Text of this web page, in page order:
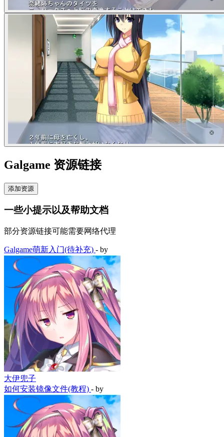
Galgame 资源链接
添加资源
一些小提示以及帮助文档
部分资源链接可能需要网络代理
Galgame萌新入门(待补充) - by
大伊兜子
如何安装镜像文件(教程) - by